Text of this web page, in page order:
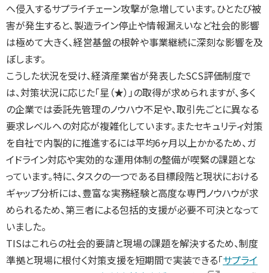
へ侵入するサプライチェーン攻撃が急増しています。ひとたび被
害が発生すると、製造ライン停止や情報漏えいなど社会的影響
は極めて大きく、経営基盤の根幹や事業継続に深刻な影響を及
ぼします。
こうした状況を受け、経済産業省が発表したSCS評価制度で
は、対策状況に応じた「星（★）」の取得が求められますが、多く
の企業では委託先管理のノウハウ不足や、取引先ごとに異なる
要求レベルへの対応が複雑化しています。またセキュリティ対策
を自社で内製的に推進するには平均6ヶ月以上かかるため、ガ
イドライン対応や実効的な運用体制の整備が喫緊の課題とな
っています。特に、タスクの一つである目標段階と現状における
ギャップ分析には、豊富な実務経験と高度な専門ノウハウが求
められるため、第三者による包括的支援が必要不可決となって
いました。
TISはこれらの社会的要請と現場の課題を解決するため、制度
準拠と現場に根付く対策支援を短期間で実装できる「サプライ